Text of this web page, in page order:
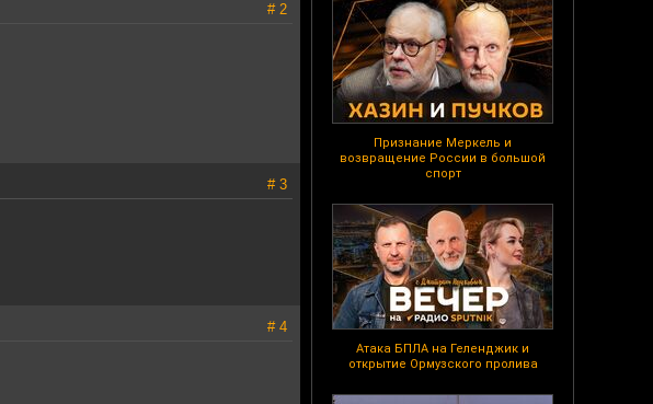
Признание Меркель и
возвращение России в большой
спорт
Атака БПЛА на Геленджик и
открытие Ормузского пролива
# 2
# 3
# 4